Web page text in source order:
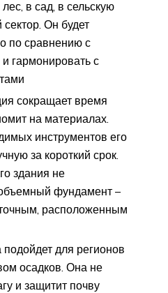
в сад, в сельскую
Он будет
по сравнению с
гармонировать с
сокращает время
на материалах.
инструментов его
за короткий срок.
здания не
фундамент –
расположенным
для регионов
осадков. Она не
и защитит почву